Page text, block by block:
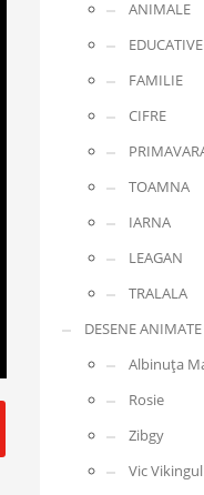
ANIMALE
EDUCATIVE
FAMILIE
CIFRE
TOAMNA
IARNA
LEAGAN
TRALALA
DESENE
Albinuța
Rosie
Zibgy
Vic Vikingul